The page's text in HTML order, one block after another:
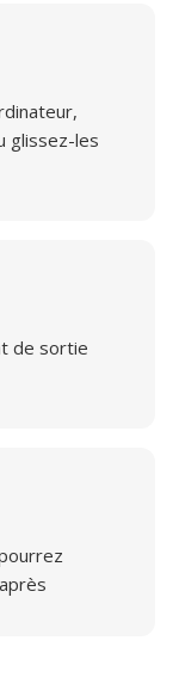
glissez-les
de sortie